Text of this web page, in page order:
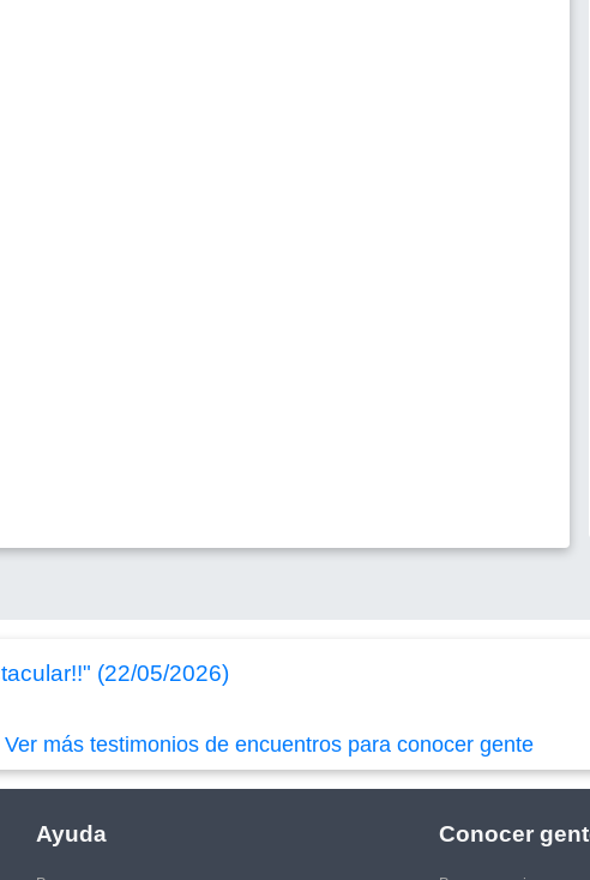
(22/05/2026)
|Ver más testimonios de encuentros para conocer gente
Ayuda Conocer